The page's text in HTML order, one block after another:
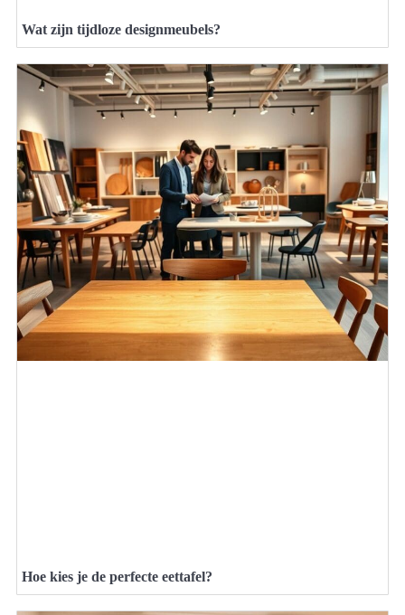
Wat zijn tijdloze designmeubels?
Hoe kies je de perfecte eettafel?